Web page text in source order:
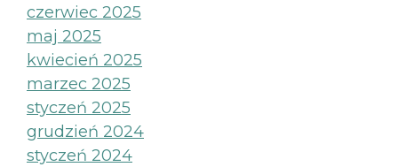
czerwiec 2025
maj 2025
kwiecień 2025
marzec 2025
styczeń 2025
grudzień 2024
styczeń 2024